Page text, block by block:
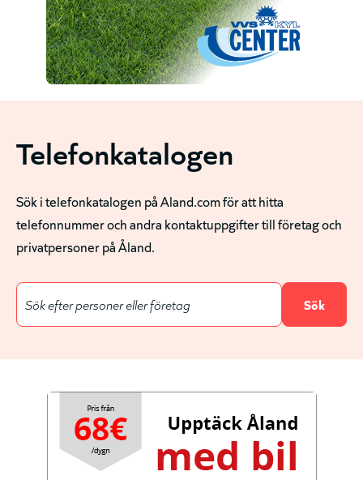
Telefonkatalogen
Sök i telefonkatalogen på Aland.com för att hitta
telefonnummer och andra kontaktuppgifter till företag och
privatpersoner på Åland.